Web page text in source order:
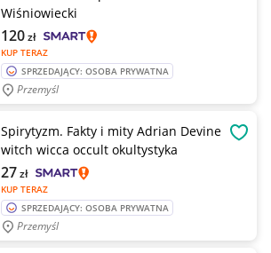
Wiśniowiecki
KUP TERAZ
120zł
SPRZEDAJĄCY: OSOBA PRYWATNA
Przemyśl
Spirytyzm. Fakty i mity Adrian Devine
witch wicca occult okultystyka
KUP TERAZ
27zł
SPRZEDAJĄCY: OSOBA PRYWATNA
Przemyśl